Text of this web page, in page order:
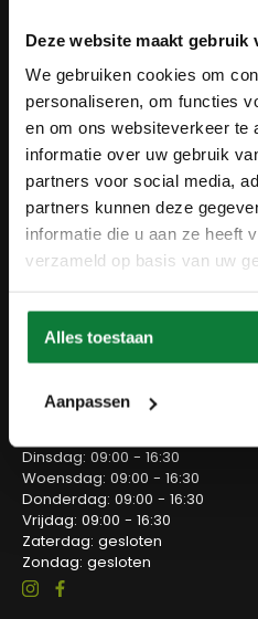
Deze website maakt gebruik
We gebruiken cookies om
personaliseren, om functies
en om ons websiteverkeer te
informatie over uw gebruik
partners voor social media,
partners kunnen deze
informatie die u aan ze heeft
verzameld op basis van uw
Alles toestaan
Aanpassen
Wie zijn wij?
Contact
Ons materiaal
Duurzaamheid
Betaalmethodes
Retourbeleid
Overeenkomst herroepen
Blog
Contact
Meubelzwagerij
7602 KB Almelo
0546-303538
info@meubelzwagerij.nl
Openingstijden
Dinsdag: 09:00 - 16:30
Woensdag: 09:00 - 16:30
Donderdag: 09:00 - 16:30
Vrijdag: 09:00 - 16:30
Zaterdag: gesloten
Zondag: gesloten